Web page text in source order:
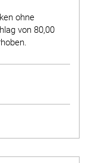
ohne
von 80,00